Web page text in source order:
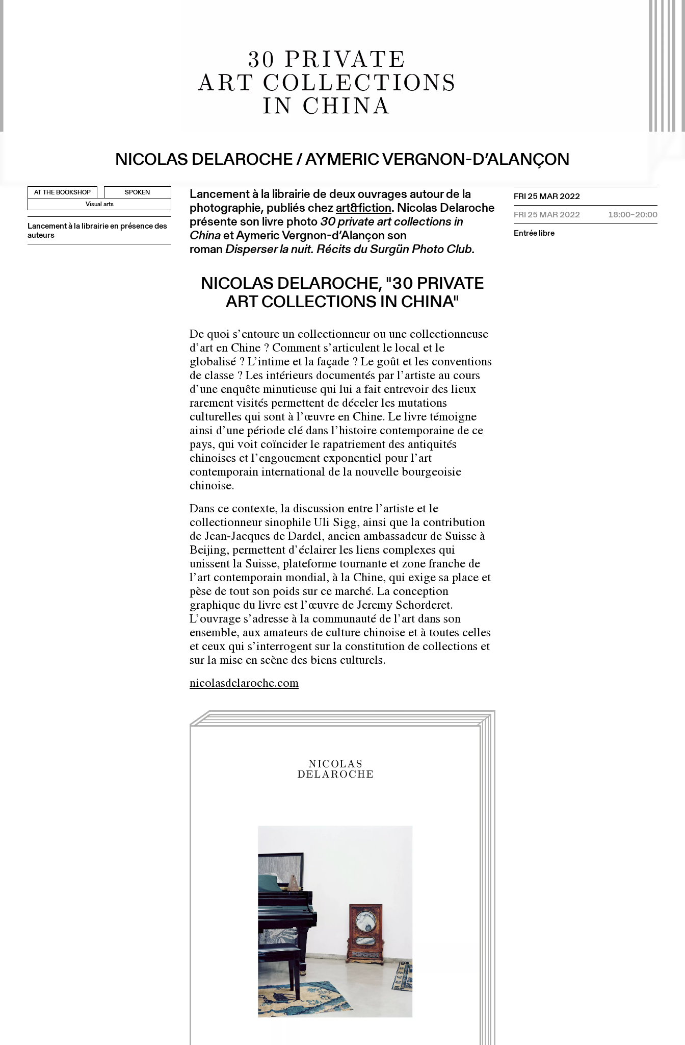
NICOLAS DELAROCHE / AYMERIC VERGNON-D’ALANÇON
AT THE BOOKSHOP
SPOKEN
Visual arts
Lancement à la librairie en présence des
auteurs
Lancement à la librairie de deux ouvrages autour de la
photographie, publiés chezart&fiction. Nicolas Delaroche
présente son livre photo30 private art collections in
Chinaet Aymeric Vergnon-d’Alançon son
romanDisperser la nuit. Récits du Surgün Photo Club.
NICOLAS DELAROCHE, "30 PRIVATE
ART COLLECTIONS IN CHINA"
De quoi s’entoure un collectionneur ou une collectionneuse
d’art en Chine ? Comment s’articulent le local et le
globalisé ? L’intime et la façade ? Le goût et les conventions
de classe ? Les intérieurs documentés par l’artiste au cours
d’une enquête minutieuse qui lui a fait entrevoir des lieux
rarement visités permettent de déceler les mutations
culturelles qui sont à l’œuvre en Chine. Le livre témoigne
ainsi d’une période clé dans l’histoire contemporaine de ce
pays, qui voit coïncider le rapatriement des antiquités
chinoises et l’engouement exponentiel pour l’art
contemporain international de la nouvelle bourgeoisie
chinoise.
Dans ce contexte, la discussion entre l’artiste et le
collectionneur sinophile Uli Sigg, ainsi que la contribution
de Jean-Jacques de Dardel, ancien ambassadeur de Suisse à
Beijing, permettent d’éclairer les liens complexes qui
unissent la Suisse, plateforme tournante et zone franche de
l’art contemporain mondial, à la Chine, qui exige sa place et
pèse de tout son poids sur ce marché. La conception
graphique du livre est l’œuvre de Jeremy Schorderet.
L’ouvrage s’adresse à la communauté de l’art dans son
ensemble, aux amateurs de culture chinoise et à toutes celles
et ceux qui s’interrogent sur la constitution de collections et
sur la mise en scène des biens culturels.
nicolasdelaroche.com
FRI 25 MAR 2022
FRI 25 MAR 2022
18:00–20:00
Entrée libre